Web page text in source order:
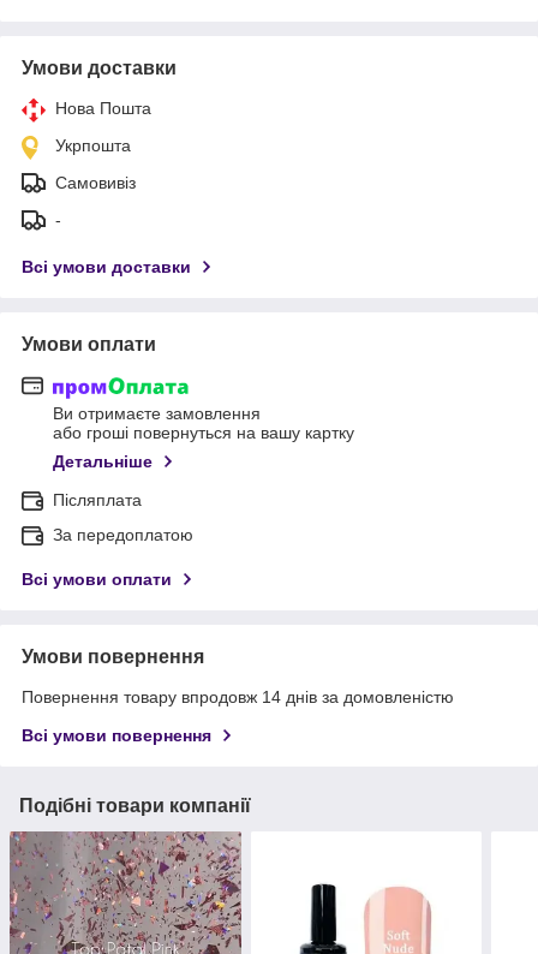
Умови доставки
Нова Пошта
Укрпошта
Самовивіз
-
Всі умови доставки
Умови оплати
Ви отримаєте замовлення
або гроші повернуться на вашу картку
Детальніше
Післяплата
За передоплатою
Всі умови оплати
Умови повернення
Повернення товару впродовж 14 днів за домовленістю
Всі умови повернення
Подібні товари компанії